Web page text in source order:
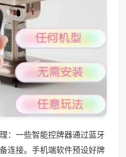
：一些智能控牌器通过蓝牙
连接。手机端软件预设好牌